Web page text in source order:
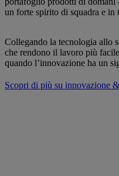
un forte spirito di squadra e in
Collegando la tecnologia allo
che rendono il lavoro più
quando l’innovazione ha un
Scopri di più su innovazione